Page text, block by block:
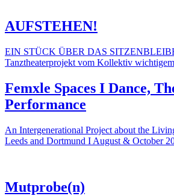
AUFSTEHEN!
EIN STÜCK ÜBER DAS
Tanztheaterprojekt vom Kollektiv
Femxle Spaces I Dance,
Performance
An Intergenerational Project about the
Leeds and Dortmund I August & October
Mutprobe(n)